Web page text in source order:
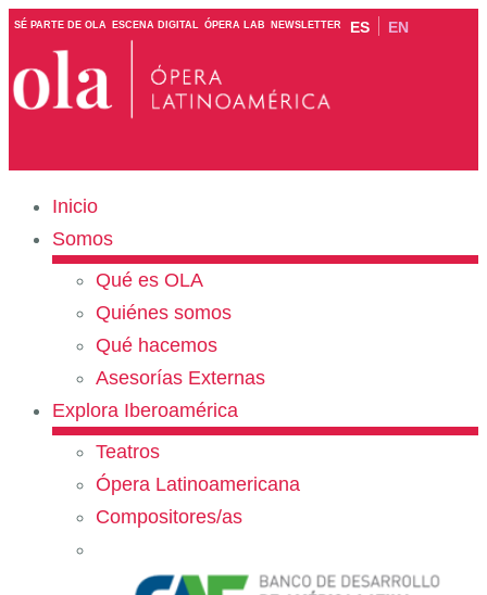
SÉ PARTE DE OLA ESCENA DIGITAL ÓPERA LAB NEWSLETTER ES EN
Inicio
Somos
Qué es OLA
Quiénes somos
Qué hacemos
Asesorías Externas
Explora Iberoamérica
Teatros
Ópera Latinoamericana
Compositores/as